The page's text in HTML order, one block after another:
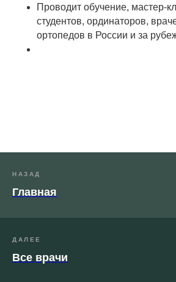
Проводит обучение, мастер-
студентов, ординаторов,
ортопедов в России и за
НАЗАД
Главная
ДАЛЕЕ
Все врачи